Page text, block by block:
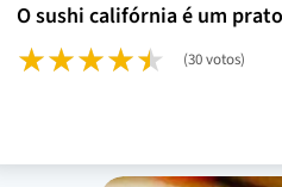
o sushi califórnia é um
(30 votos)